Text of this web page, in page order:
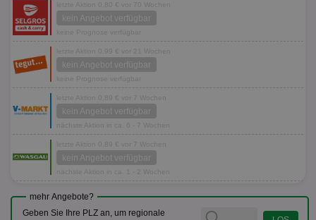
letzte Aktion 0,80 € vor 70 Wochen
kein Angebot verfügbar
keine Prognose verfügbar
letzte Aktion 0,99 € vor 21 Wochen
kein Angebot verfügbar
keine Prognose verfügbar
letzte Aktion 0,89 € vor 7 Wochen
kein Angebot verfügbar
nächste Aktion in ca. 6 - 7 Wochen
letzte Aktion 0,89 € vor 7 Wochen
kein Angebot verfügbar
nächste Aktion in ca. 1 - 2 Wochen
mehr Angebote?
Geben Sie Ihre PLZ an, um regionale